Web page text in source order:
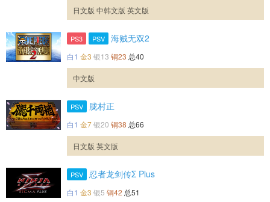
日文版 中韩文版 英文版
PS3 PSV 海贼无双2
白1 金3 银13 铜23 总40
中文版
PSV 胧村正
白1 金7银20 铜38 总66
日文版 英文版
PSV 忍者龙剑传Σ Plus
白1 金3 银5 铜42 总51